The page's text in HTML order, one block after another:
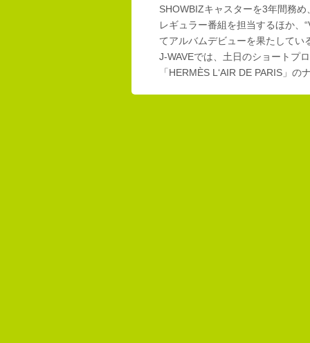
SHOWBIZキャスターを3年間務め
レギュラー番組を担当するほか、
てアルバムデビューを果たしてい
J-WAVEでは、土日のショートプ
「HERMÈS L‘AIR DE PARIS」